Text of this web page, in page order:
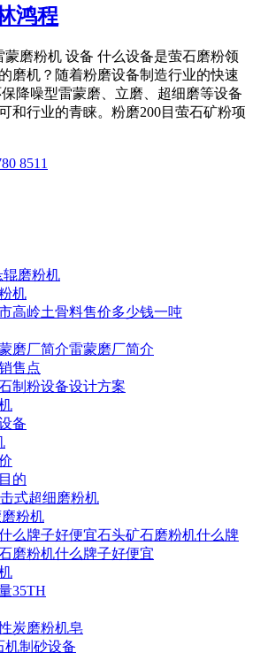
鸿程
蒙磨粉机 设备 什么设备是萤石磨粉领
磨机？随着粉磨设备制造行业的快速
降噪型雷蒙磨、立磨、超细磨等设备
和行业的青睐。粉磨200目萤石矿粉项
8511
磨粉机
机
高岭土骨料售价多少钱一吨
磨厂简介雷蒙磨厂简介
售点
制粉设备设计方案
备
的
式超细磨粉机
粉机
么牌子好便宜石头矿石磨粉机什么牌
磨粉机什么牌子好便宜
35TH
炭磨粉机皂
机制砂设备